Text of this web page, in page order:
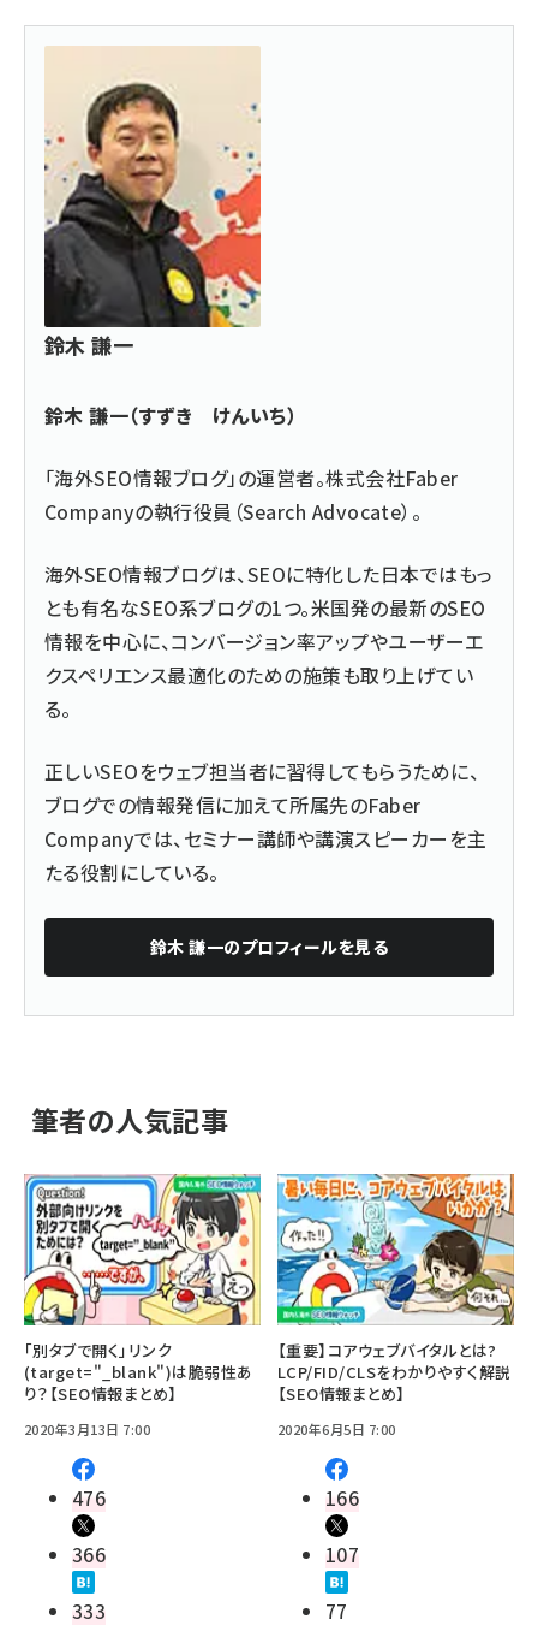
鈴木 謙一
鈴木 謙一（すずき けんいち）
「海外SEO情報ブログ」の運営者。株式会社Faber
Companyの執行役員（Search Advocate）。
海外SEO情報ブログは、SEOに特化した日本ではもっ
とも有名なSEO系ブログの1つ。米国発の最新のSEO
情報を中心に、コンバージョン率アップやユーザーエ
クスペリエンス最適化のための施策も取り上げてい
る。
正しいSEOをウェブ担当者に習得してもらうために、
ブログでの情報発信に加えて所属先のFaber
Companyでは、セミナー講師や講演スピーカーを主
たる役割にしている。
鈴木 謙一のプロフィールを見る
筆者の人気記事
「別タブで開く」リンク
(target="_blank")は脆弱性あ
り？【SEO情報まとめ】
2020年3月13日 7:00
476
366
333
【重要】コアウェブバイタルとは?
LCP/FID/CLSをわかりやすく解説
【SEO情報まとめ】
2020年6月5日 7:00
166
107
77